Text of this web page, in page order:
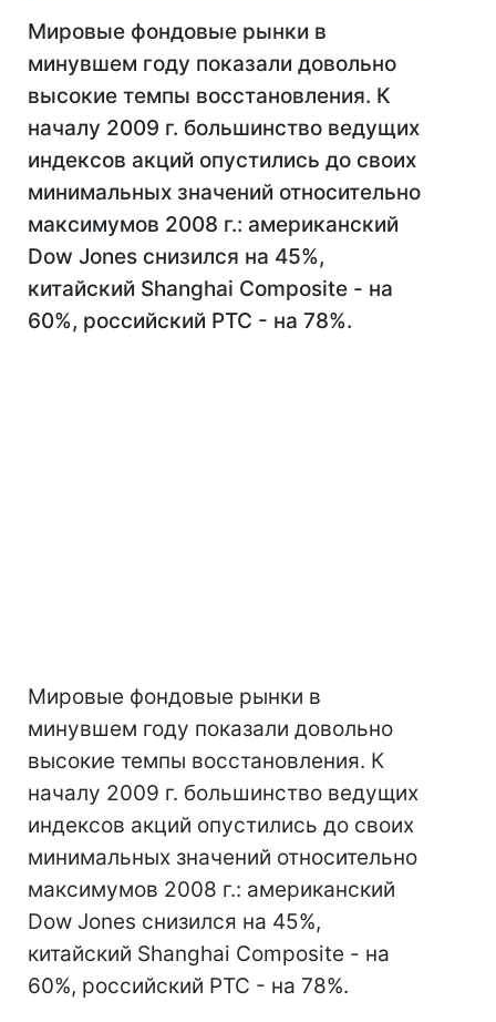
Мировые фондовые рынки в
минувшем году показали довольно
высокие темпы восстановления. К
началу 2009 г. большинство ведущих
индексов акций опустились до своих
минимальных значений относительно
максимумов 2008 г.: американский
Dow Jones снизился на 45%,
китайский Shanghai Composite - на
60%, российский РТС - на 78%.
Мировые фондовые рынки в
минувшем году показали довольно
высокие темпы восстановления. К
началу 2009 г. большинство ведущих
индексов акций опустились до своих
минимальных значений относительно
максимумов 2008 г.: американский
Dow Jones снизился на 45%,
китайский Shanghai Composite - на
60%, российский РТС - на 78%.